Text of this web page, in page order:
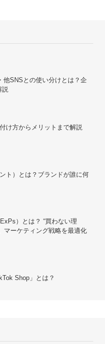
他SNSとの使い分けとは？企
け方からメリットまで解説
ト）とは？ブランドが誰に何
）とは？ “買わない理
マーケティング戦略を最適化
Shop」とは？